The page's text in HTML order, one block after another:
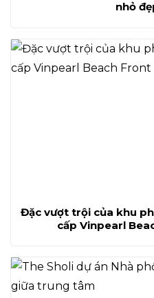
nhỏ
Đặc vượt trội của khu
cấp Vinpearl